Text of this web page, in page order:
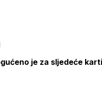
je za sljedeće